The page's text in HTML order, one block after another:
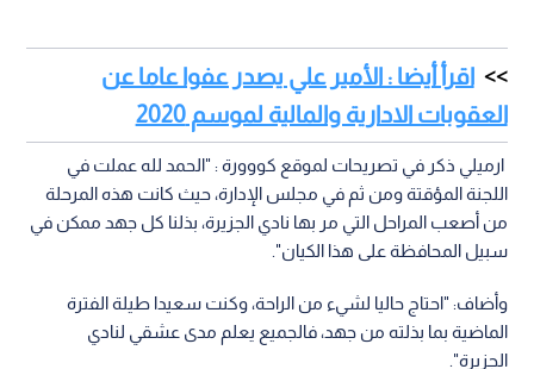
اقرأ أيضا : الأمير علي يصدر عفوا عاما عن
العقوبات الادارية والمالية لموسم 2020
ارميلي ذكر في تصريحات لموقع كووورة : "الحمد لله عملت في
اللجنة المؤقتة ومن ثم في مجلس الإدارة، حيث كانت هذه المرحلة
من أصعب المراحل التي مر بها نادي الجزيرة، بذلنا كل جهد ممكن في
سبيل المحافظة على هذا الكيان".
وأضاف: "احتاج حاليا لشيء من الراحة، وكنت سعيدا طيلة الفترة
الماضية بما بذلته من جهد، فالجميع يعلم مدى عشقي لنادي
الجزيرة".